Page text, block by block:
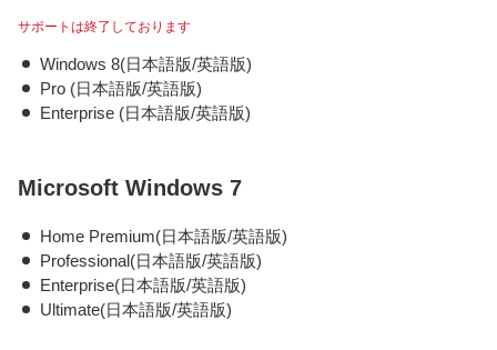
サポートは終了しております
Windows 8(日本語版/英語版)
Pro (日本語版/英語版)
Enterprise (日本語版/英語版)
Microsoft Windows 7
Home Premium(日本語版/英語版)
Professional(日本語版/英語版)
Enterprise(日本語版/英語版)
Ultimate(日本語版/英語版)